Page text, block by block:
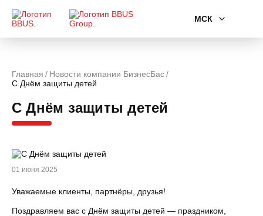
МСК
Главная
Новости компании БизнесБас
С Днём защиты детей
С Днём защиты детей
01 июня 2025
Уважаемые клиенты, партнёры, друзья!
Поздравляем вас с Днём защиты детей — праздником,